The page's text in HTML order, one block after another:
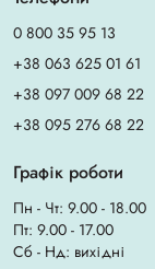
0 800 35 95 13
+38 063 625 01 61
+38 097 009 68 22
+38 095 276 68 22
Графік роботи
Пн - Чт: 9.00 - 18.00
Пт: 9.00 - 17.00
Сб - Нд: вихідні